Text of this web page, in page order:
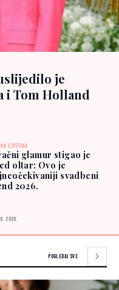
je
i Tom Holland
ESTETIKA
glamur stigao je
oltar: Ovo je
svadbeni
2026.
2026.
POGLEDAJ SVE